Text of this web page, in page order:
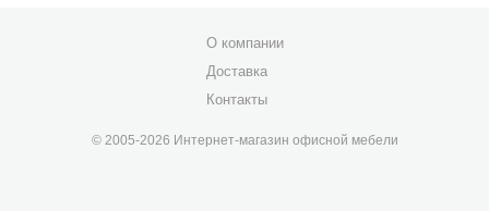
О компании
Доставка
Контакты
© 2005-2026 Интернет-магазин офисной мебели